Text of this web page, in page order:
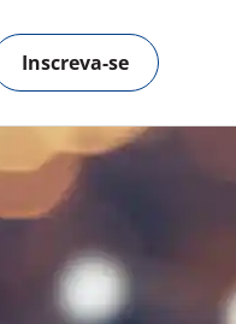
Inscreva-se